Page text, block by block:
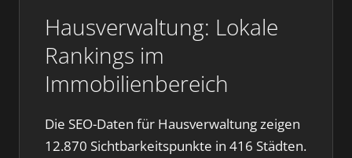
Hausverwaltung: Lokale
Rankings im
Immobilienbereich
Die SEO-Daten für Hausverwaltung zeigen
12.870 Sichtbarkeitspunkte in 416 Städten.